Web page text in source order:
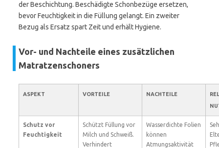
der Beschichtung. Beschädigte Schonbezüge ersetzen,
bevor Feuchtigkeit in die Füllung gelangt. Ein zweiter
Bezug als Ersatz spart Zeit und erhält Hygiene.
Vor- und Nachteile eines zusätzlichen
Matratzenschoners
ASPEKT VORTEILE NACHTEILE
Schutz vor
Feuchtigkeit
Schützt Füllung vor
Milch und Schweiß.
Verhindert
Wasserdichte Folien
können
Atmungsaktivität